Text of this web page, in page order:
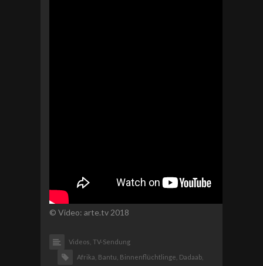
© Video: arte.tv 2018
Videos, TV-Sendung
Afrika, Bantu, Binnenflüchtlinge, Dadaab,